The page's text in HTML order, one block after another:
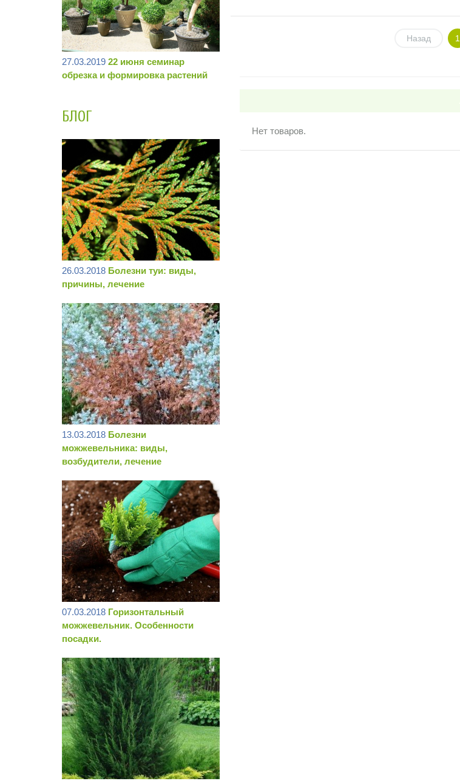
27.03.2019 22 июня семинар
обрезка и формировка растений
БЛОГ
26.03.2018 Болезни туи: виды,
причины, лечение
13.03.2018 Болезни
можжевельника: виды,
возбудители, лечение
07.03.2018 Горизонтальный
можжевельник. Особенности
посадки.
Назад 1
Нет товаров.